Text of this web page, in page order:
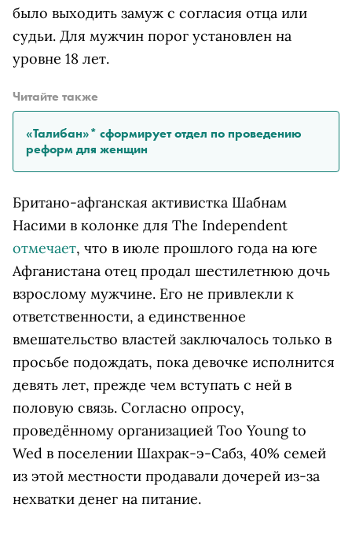
было выходить замуж с согласия отца или
судьи. Для мужчин порог установлен на
уровне 18 лет.
Читайте также
«Талибан»* сформирует отдел по проведению
реформ для женщин
Британо-афганская активистка Шабнам
Насими в колонке для The Independent
отмечает, что в июле прошлого года на юге
Афганистана отец продал шестилетнюю дочь
взрослому мужчине. Его не привлекли к
ответственности, а единственное
вмешательство властей заключалось только в
просьбе подождать, пока девочке исполнится
девять лет, прежде чем вступать с ней в
половую связь. Согласно опросу,
проведённому организацией Too Young to
Wed в поселении Шахрак-э-Сабз, 40% семей
из этой местности продавали дочерей из-за
нехватки денег на питание.